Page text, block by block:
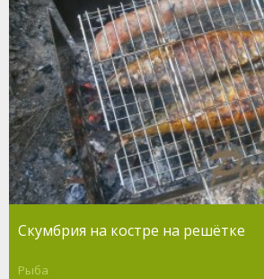
Скумбрия на костре на решётке
Рыба